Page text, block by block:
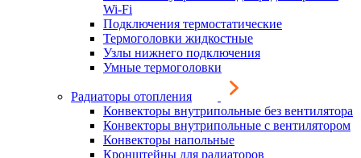
Wi-Fi
Подключения термостатические
Термоголовки жидкостные
Узлы нижнего подключения
Умные термоголовки
Радиаторы отопления
Конвекторы внутрипольные без вентилятора
Конвекторы внутрипольные с вентилятором
Конвекторы напольные
Кронштейны для радиаторов